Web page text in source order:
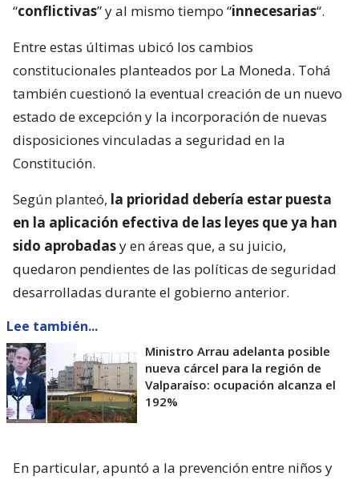
“conflictivas” y al mismo tiempo “innecesarias“.
Entre estas últimas ubicó los cambios
constitucionales planteados por La Moneda. Tohá
también cuestionó la eventual creación de un nuevo
estado de excepción y la incorporación de nuevas
disposiciones vinculadas a seguridad en la
Constitución.
Según planteó, la prioridad debería estar puesta
en la aplicación efectiva de las leyes que ya han
sido aprobadasy en áreas que, a su juicio,
quedaron pendientes de las políticas de seguridad
desarrolladas durante el gobierno anterior.
Lee también...
Ministro Arrau adelanta posible
nueva cárcel para la región de
Valparaíso: ocupación alcanza el
192%
En particular, apuntó a la prevención entre niños y